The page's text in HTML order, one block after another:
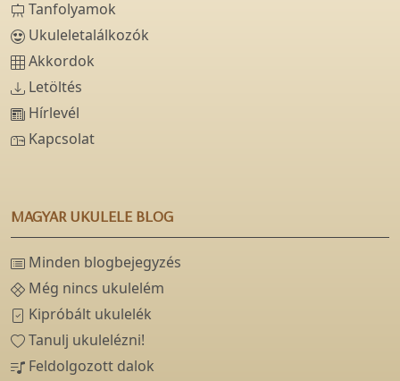
Tanfolyamok
Ukuleletalálkozók
Akkordok
Letöltés
Hírlevél
Kapcsolat
MAGYAR UKULELE BLOG
Minden blogbejegyzés
Még nincs ukulelém
Kipróbált ukulelék
Tanulj ukulelézni!
Feldolgozott dalok